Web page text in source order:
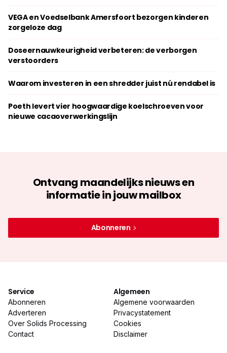
VEGA en Voedselbank Amersfoort bezorgen kinderen
zorgeloze dag
Doseernauwkeurigheid verbeteren: de verborgen
verstoorders
Waarom investeren in een shredder juist nú rendabel is
Poeth levert vier hoogwaardige koelschroeven voor
nieuwe cacaoverwerkingslijn
Ontvang maandelijks nieuws en
informatie in jouw mailbox
Abonneren
Service
Abonneren
Adverteren
Over Solids Processing
Contact
Algemeen
Algemene voorwaarden
Privacystatement
Cookies
Disclaimer